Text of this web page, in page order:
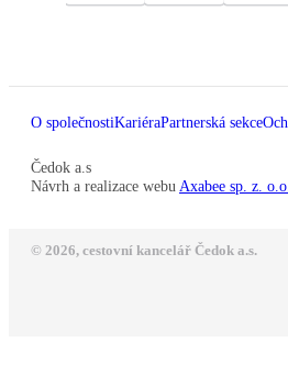
O společnostiKariéraPartnerská sekce
Čedok a.s
Návrh a realizace webu Axabee sp. z. o.o.
© 2026, cestovní kancelář Čedok a.s.